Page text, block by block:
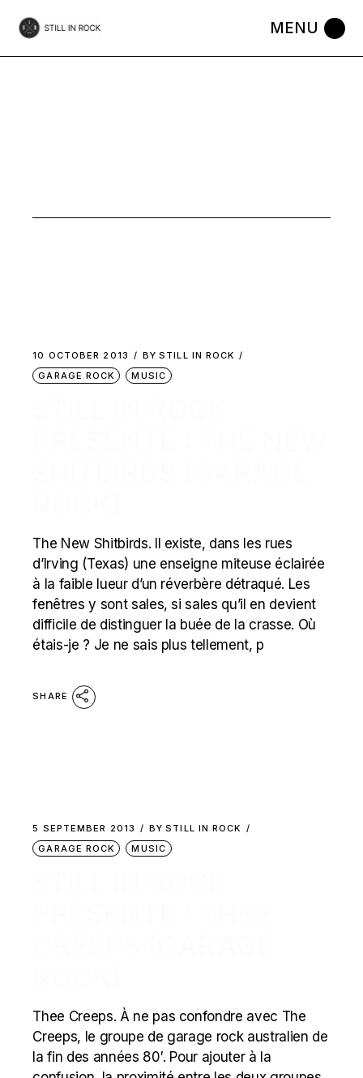
the
10 OCTOBER 2013 BY STILL IN ROCK
GARAGE ROCK
MUSIC
The New Shitbirds. Il existe, dans les rues
d’Irving (Texas) une enseigne miteuse éclairée
à la faible lueur d’un réverbère détraqué. Les
fenêtres y sont sales, si sales qu’il en devient
difficile de distinguer la buée de la crasse. Où
étais-je ? Je ne sais plus tellement, p
SHARE
5 SEPTEMBER 2013 BY STILL IN ROCK
GARAGE ROCK
MUSIC
Thee Creeps. À ne pas confondre avec The
Creeps, le groupe de garage rock australien de
la fin des années 80′. Pour ajouter à la